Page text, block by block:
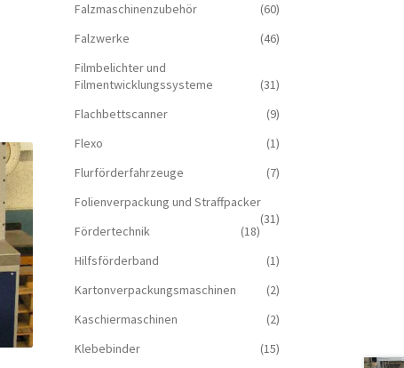
Falzmaschinenzubehör
(60)
Falzwerke
(46)
Filmbelichter und
Filmentwicklungssysteme
(31)
Flachbettscanner
(9)
Flexo
(1)
Flurförderfahrzeuge
(7)
Folienverpackung und Straffpacker
(31)
Fördertechnik
(18)
Hilfsförderband
(1)
Kartonverpackungsmaschinen
(2)
Kaschiermaschinen
(2)
Klebebinder
(15)